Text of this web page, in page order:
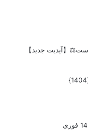
【آپدیت جدید】